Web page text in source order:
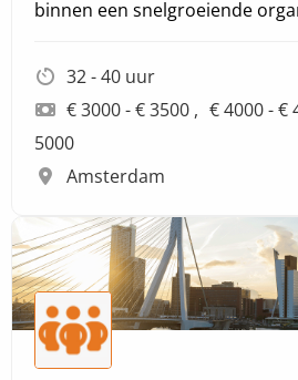
binnen een snelgroeiende
creëren van een optimale
32 - 40 uur
€ 3000 - € 3500
€ 4000 - €
5000
Amsterdam